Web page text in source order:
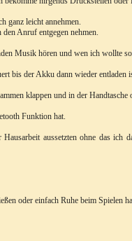
ganz leicht annehmen.
Anruf entgegen nehmen.
Musik hören und wen ich wollte
bis der Akku dann wieder entladen
klappen und in der Handtasche
Funktion hat.
aussetzten ohne das ich
oder einfach Ruhe beim Spielen